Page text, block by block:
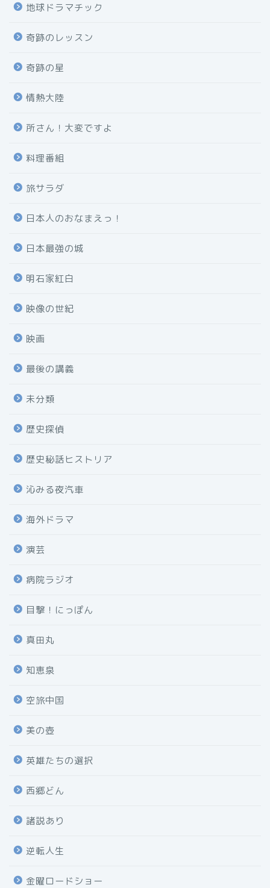
地球ドラマチック
奇跡のレッスン
奇跡の星
情熱大陸
所さん！大変ですよ
料理番組
旅サラダ
日本人のおなまえっ！
日本最強の城
明石家紅白
映像の世紀
映画
最後の講義
未分類
歴史探偵
歴史秘話ヒストリア
沁みる夜汽車
海外ドラマ
演芸
病院ラジオ
目撃！にっぽん
真田丸
知恵泉
空旅中国
美の壺
英雄たちの選択
西郷どん
諸説あり
逆転人生
金曜ロードショー